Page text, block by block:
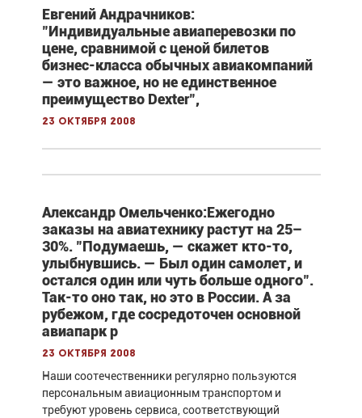
Евгений Андрачников:
"Индивидуальные авиаперевозки по
цене, сравнимой с ценой билетов
бизнес-класса обычных авиакомпаний
— это важное, но не единственное
преимущество Dexter",
23 октября 2008
Александр Омельченко:Ежегодно
заказы на авиатехнику растут на 25–
30%. "Подумаешь, — скажет кто-то,
улыбнувшись. — Был один самолет, и
остался один или чуть больше одного".
Так-то оно так, но это в России. А за
рубежом, где сосредоточен основной
авиапарк р
23 октября 2008
Наши соотечественники регулярно пользуются
персональным авиационным транспортом и
требуют уровень сервиса, соответствующий